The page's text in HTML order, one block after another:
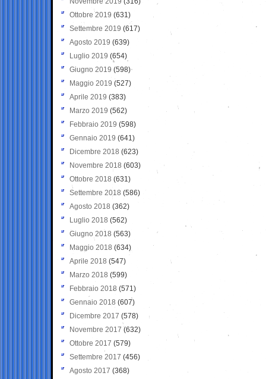
Ottobre 2019 (631)
Settembre 2019 (617)
Agosto 2019 (639)
Luglio 2019 (654)
Giugno 2019 (598)
Maggio 2019 (527)
Aprile 2019 (383)
Marzo 2019 (562)
Febbraio 2019 (598)
Gennaio 2019 (641)
Dicembre 2018 (623)
Novembre 2018 (603)
Ottobre 2018 (631)
Settembre 2018 (586)
Agosto 2018 (362)
Luglio 2018 (562)
Giugno 2018 (563)
Maggio 2018 (634)
Aprile 2018 (547)
Marzo 2018 (599)
Febbraio 2018 (571)
Gennaio 2018 (607)
Dicembre 2017 (578)
Novembre 2017 (632)
Ottobre 2017 (579)
Settembre 2017 (456)
Agosto 2017 (368)